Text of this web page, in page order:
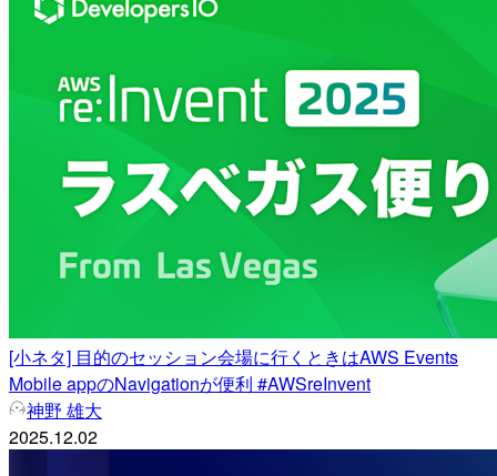
[小ネタ] 目的のセッション会場に行くときはAWS Events
Mobile appのNavigationが便利 #AWSreInvent
神野 雄大
2025.12.02